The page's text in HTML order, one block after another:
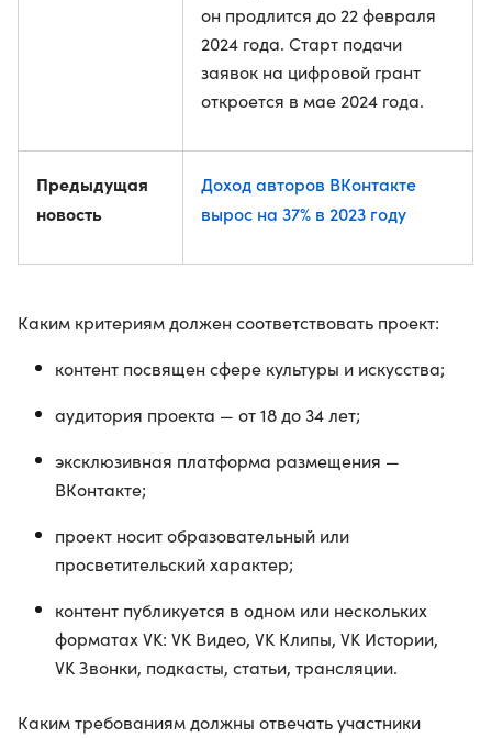
он продлится до 22 февраля
2024 года. Старт подачи
заявок на цифровой грант
откроется в мае 2024 года.
Предыдущая
новость
Доход авторов ВКонтакте
вырос на 37% в 2023 году
Каким критериям должен соответствовать проект:
контент посвящен сфере культуры и искусства;
аудитория проекта — от 18 до 34 лет;
эксклюзивная платформа размещения —
ВКонтакте;
проект носит образовательный или
просветительский характер;
контент публикуется в одном или нескольких
форматах VK: VK Видео, VK Клипы, VK Истории,
VK Звонки, подкасты, статьи, трансляции.
Каким требованиям должны отвечать участники